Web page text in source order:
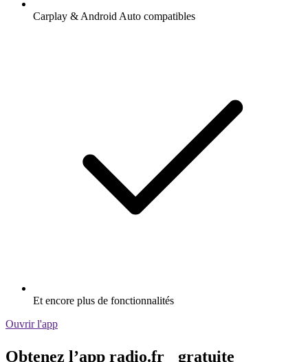
Carplay & Android Auto compatibles
Et encore plus de fonctionnalités
Ouvrir l'app
Obtenez l’app radio.fr gratuite